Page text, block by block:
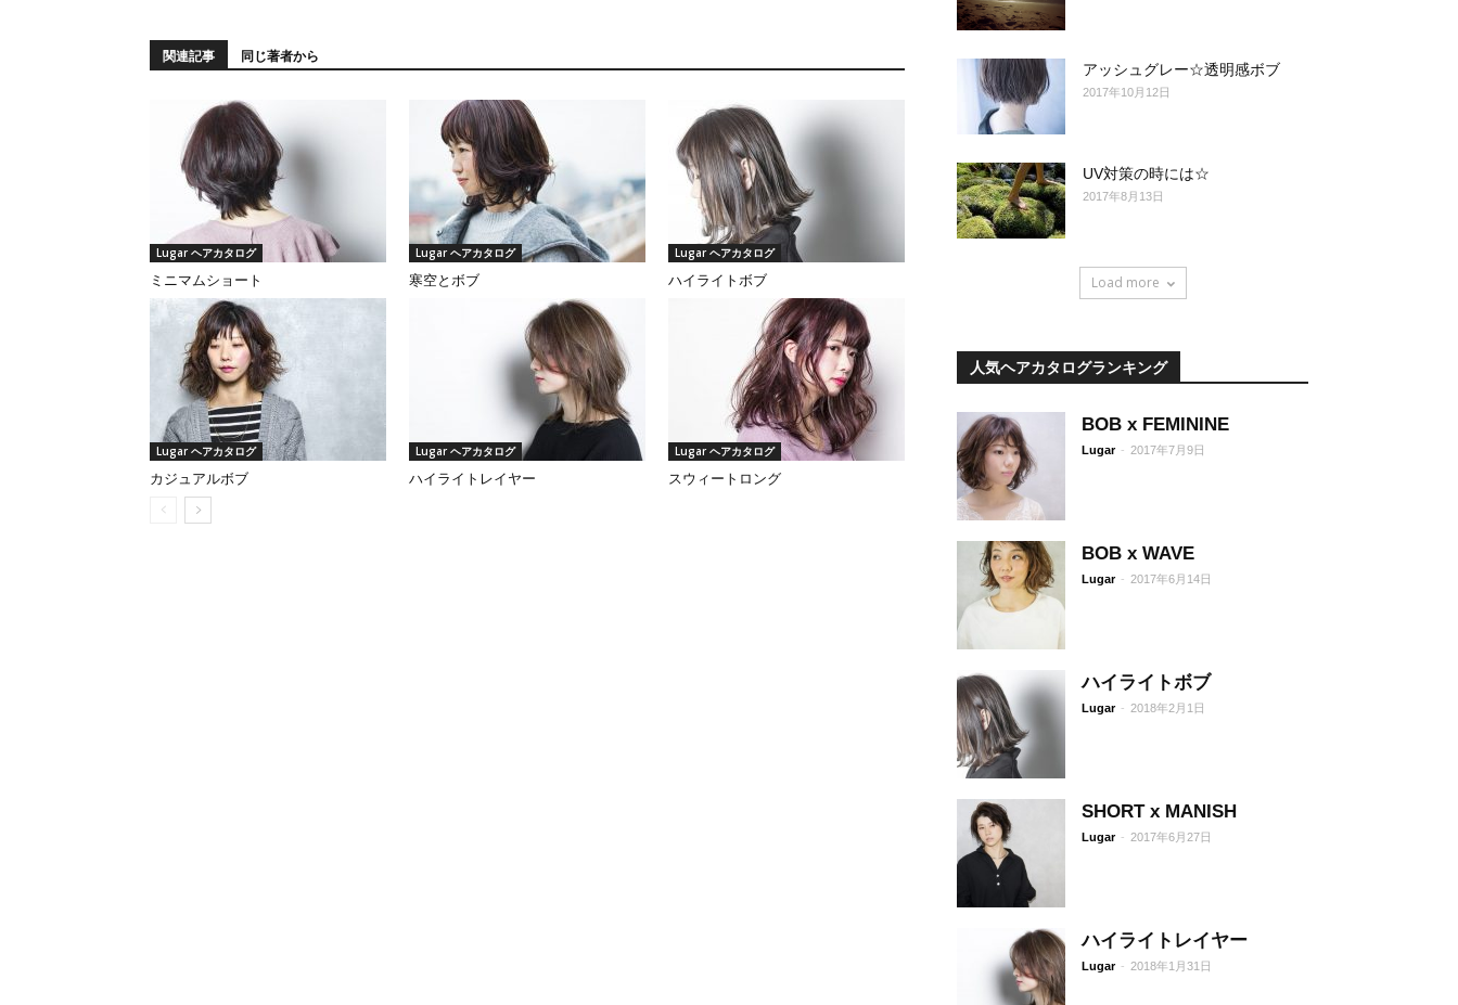
関連記事 同じ著者から
Lugar ヘアカタログ
ミニマムショート
Lugar ヘアカタログ
寒空とボブ
Lugar ヘアカタログ
ハイライトボブ
Lugar ヘアカタログ
カジュアルボブ
Lugar ヘアカタログ
ハイライトレイヤー
Lugar ヘアカタログ
スウィートロング
アッシュグレー☆透明感ボブ
2017年10月12日
UV対策の時には☆
2017年8月13日
Load more
人気ヘアカタログランキング
BOB x FEMININE
Lugar - 2017年7月9日
BOB x WAVE
Lugar - 2017年6月14日
ハイライトボブ
Lugar - 2018年2月1日
SHORT x MANISH
Lugar - 2017年6月27日
ハイライトレイヤー
Lugar - 2018年1月31日